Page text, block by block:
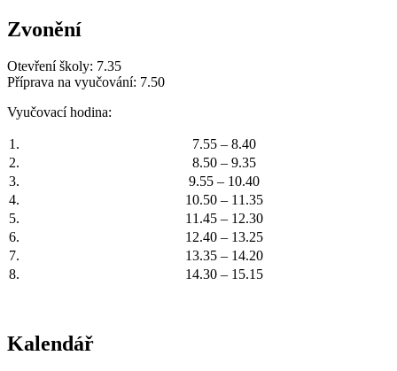
Zvonění
Otevření školy: 7.35
Příprava na vyučování: 7.50
Vyučovací hodina:
1.
7.55 – 8.40
2.
8.50 – 9.35
3.
9.55 – 10.40
4.
10.50 – 11.35
5.
11.45 – 12.30
6.
12.40 – 13.25
7.
13.35 – 14.20
8.
14.30 – 15.15
Kalendář